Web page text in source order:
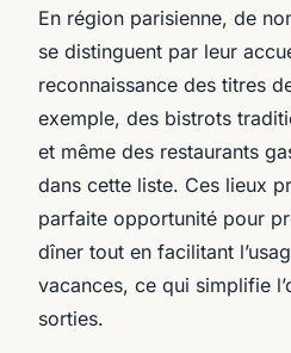
En région parisienne, de
se distinguent par leur
reconnaissance des titres
exemple, des bistrots
et même des restaurants
dans cette liste. Ces lieux
parfaite opportunité pour
dîner tout en facilitant
vacances, ce qui simplifie
sorties.